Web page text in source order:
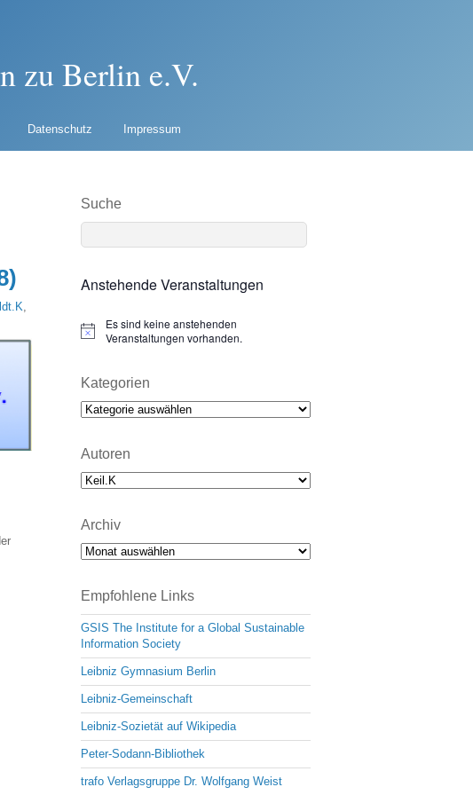
zu Berlin e.V.
Datenschutz Impressum
Suche
Anstehende Veranstaltungen
N
i
c
e
Es sind keine anstehenden
Veranstaltungen vorhanden.
Kategorien
Kategorien
Autoren
Archiv
Archiv
Empfohlene Links
GSIS The Institute for a Global Sustainable
Information Society
Leibniz Gymnasium Berlin
Leibniz-Gemeinschaft
Leibniz-Sozietät auf Wikipedia
Peter-Sodann-Bibliothek
trafo Verlagsgruppe Dr. Wolfgang Weist